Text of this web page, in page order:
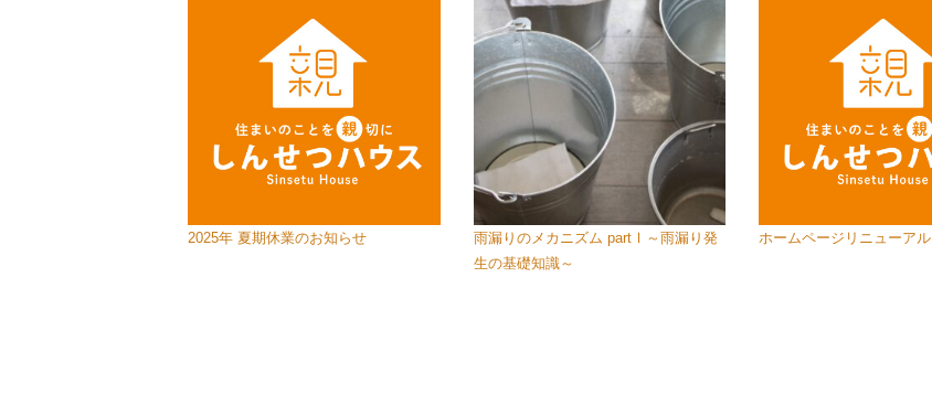
2025年 夏期休業のお知らせ
雨漏りのメカニズム partⅠ～雨漏り発
生の基礎知識～
ホームページリニューアル